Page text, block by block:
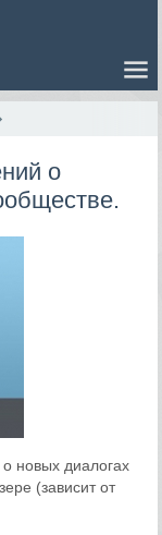
о
новых диалогах
(зависит от